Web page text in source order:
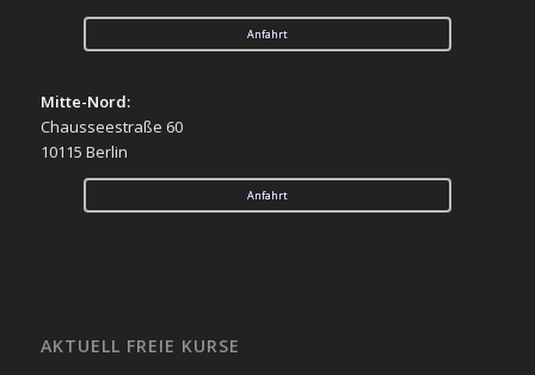
Anfahrt
Mitte-Nord:
Chausseestraße 60
10115 Berlin
Anfahrt
AKTUELL FREIE KURSE